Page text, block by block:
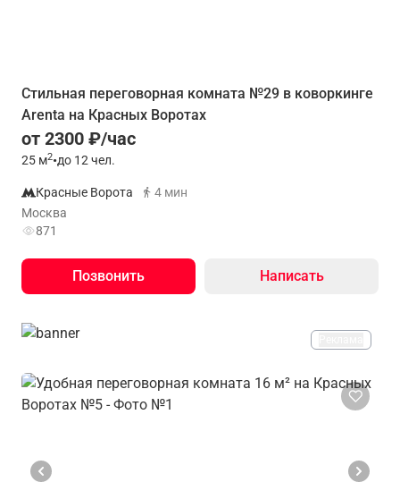
Стильная переговорная комната №29 в коворкинге
Arenta на Красных Воротах
от 2300 ₽/час
25 м2•до 12 чел.
Красные Ворота
4 мин
Москва
871
Позвонить Написать